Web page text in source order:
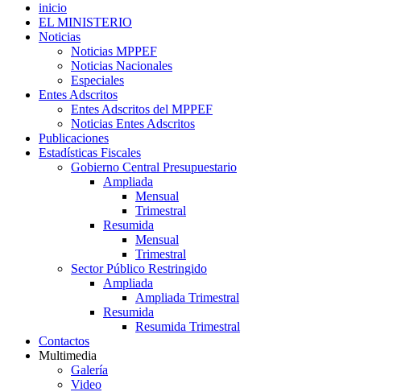
inicio
EL MINISTERIO
Noticias
Noticias MPPEF
Noticias Nacionales
Especiales
Entes Adscritos
Entes Adscritos del MPPEF
Noticias Entes Adscritos
Publicaciones
Estadísticas Fiscales
Gobierno Central Presupuestario
Ampliada
Mensual
Trimestral
Resumida
Mensual
Trimestral
Sector Público Restringido
Ampliada
Ampliada Trimestral
Resumida
Resumida Trimestral
Contactos
Multimedia
Galería
Video